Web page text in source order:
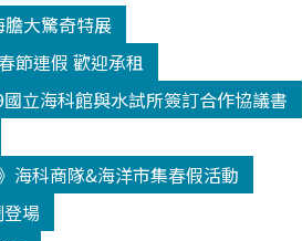
大驚奇特展
節連假 歡迎承租
國立海科館與水試所簽訂合作協議書
海科商隊&海洋市集春假活動
場